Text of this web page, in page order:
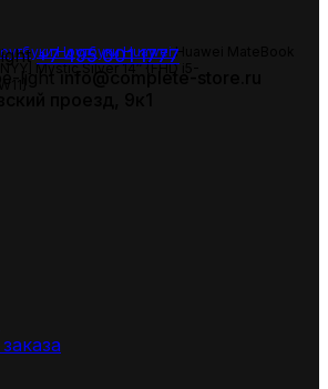
Ноутбуки HuaweiHuawei MateBook
Mystic Silver 14″ {FHD i5-
+7 495 001 1777